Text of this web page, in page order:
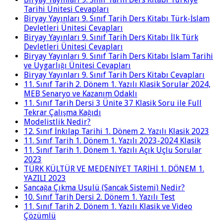
Tarihi Ünitesi Cevapları
Biryay Yayınları 9. Sınıf Tarih Ders Kitabı Türk-İslam
Devletleri Ünitesi Cevapları
Biryay Yayınları 9. Sınıf Tarih Ders Kitabı İlk Türk
Devletleri Ünitesi Cevapları
Biryay Yayınları 9. Sınıf Tarih Ders Kitabı İslam Tarihi
ve Uygarlığı Ünitesi Cevapları
Biryay Yayınları 9. Sınıf Tarih Ders Kitabı Cevapları
11. Sınıf Tarih 2. Dönem 1. Yazılı Klasik Sorular 2024,
MEB Senaryo ve Kazanım Odaklı
11. Sınıf Tarih Dersi 3 Ünite 37 Klasik Soru ile Full
Tekrar Çalışma Kağıdı
Modelistlik Nedir?
12. Sınıf İnkılap Tarihi 1. Dönem 2. Yazılı Klasik 2023
11. Sınıf Tarih 1. Dönem 1. Yazılı 2023-2024 Klasik
11. Sınıf Tarih 1. Dönem 1. Yazılı Açık Uçlu Sorular
2023
TÜRK KÜLTÜR VE MEDENİYET TARİHİ 1. DÖNEM 1.
YAZILI 2023
Sancağa Çıkma Usulü (Sancak Sistemi) Nedir?
10. Sınıf Tarih Dersi 2. Dönem 1. Yazılı Test
11. Sınıf Tarih 2. Dönem 1. Yazılı Klasik ve Video
Çözümlü